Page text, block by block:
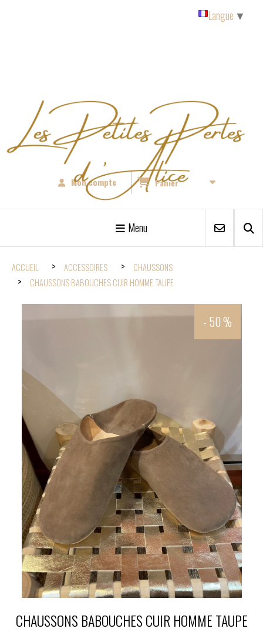
Mon compte Panier
Menu
ACCUEIL ACCESSOIRES
CHAUSSONS
CHAUSSONS BABOUCHES CUIR HOMME TAUPE
- 50 %
CHAUSSONS BABOUCHES CUIR HOMME TAUPE
Langue ▼